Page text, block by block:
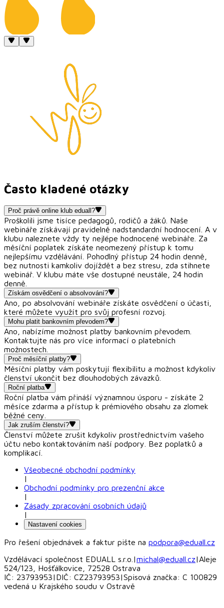
Často kladené otázky
Proč právě online klub eduall?
Proškolili jsme tisíce pedagogů, rodičů a žáků. Naše
webináře získávají pravidelně nadstandardní hodnocení. A v
klubu naleznete vždy ty nejlépe hodnocené webináře. Za
měsíční poplatek získáte neomezený přístup k tomu
nejlepšímu vzdělávání. Pohodlný přístup 24 hodin denně,
bez nutnosti kamkoliv dojíždět a bez stresu, zda stihnete
webinář. V klubu máte vše dostupné neustále, 24 hodin
denně.
Získám osvědčení o absolvování?
Ano, po absolvování webináře získáte osvědčení o účasti,
které můžete využít pro svůj profesní rozvoj.
Mohu platit bankovním převodem?
Ano, nabízíme možnost platby bankovním převodem.
Kontaktujte nás pro více informací o platebních
možnostech.
Proč měsíční platby?
Měsíční platby vám poskytují flexibilitu a možnost kdykoliv
členství ukončit bez dlouhodobých závazků.
Roční platba
Roční platba vám přináší významnou úsporu - získáte 2
měsíce zdarma a přístup k prémiového obsahu za zlomek
běžné ceny.
Jak zruším členství?
Členství můžete zrušit kdykoliv prostřednictvím vašeho
účtu nebo kontaktováním naší podpory. Bez poplatků a
komplikací.
Všeobecné obchodní podmínky
|
Obchodní podmínky pro prezenční akce
|
Zásady zpracování osobních údajů
|
Nastavení cookies
Pro řešení objednávek a faktur pište na podpora@eduall.cz
Vzdělávací společnost EDUALL s.r.o. |michal@eduall.cz|Aleje
524/123, Hošťálkovice, 72528 Ostrava
IČ: 23793953| DIČ: CZ23793953|Spisová značka: C 100829
vedená u Krajského soudu v Ostravě